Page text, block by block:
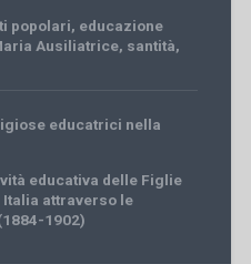
popolari, educazione
Ausiliatrice, santità,
educatrici nella
educativa delle Figlie
attraverso le
1902)